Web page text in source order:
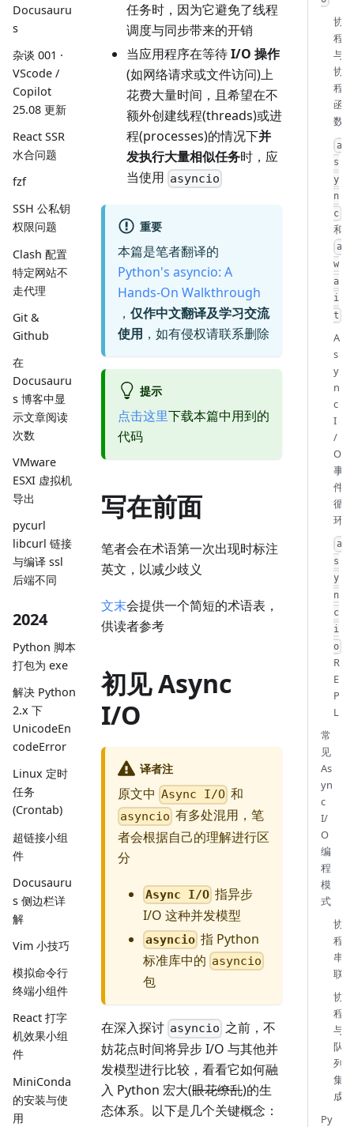
Docusauru
s
杂谈 001 ·
VScode /
Copilot
25.08 更新
React SSR
水合问题
fzf
SSH 公私钥
权限问题
Clash 配置
特定网站不
走代理
Git &
Github
在
Docusauru
s 博客中显
示文章阅读
次数
VMware
ESXI 虚拟机
导出
pycurl
libcurl 链接
与编译 ssl
后端不同
2024
Python 脚本
打包为 exe
解决 Python
2.x 下
UnicodeEn
codeError
Linux 定时
任务
(Crontab)
超链接小组
件
Docusauru
s 侧边栏详
解
Vim 小技巧
模拟命令行
终端小组件
React 打字
机效果小组
件
MiniConda
的安装与使
用
任务时，因为它避免了线程
调度与同步带来的开销
当应用程序在等待I/O 操作
(如网络请求或文件访问)上
花费大量时间，且希望在不
额外创建线程(threads)或进
程(processes)的情况下并
发执行大量相似任务时，应
当使用 asyncio
重要
本篇是笔者翻译的
Python's asyncio: A
Hands-On Walkthrough
， 仅作中文翻译及学习交流
使用 ，如有侵权请联系删除
提示
点击这里下载本篇中用到的
代码
写在前面
笔者会在术语第一次出现时标注
英文，以减少歧义
文末会提供一个简短的术语表，
供读者参考
初见 Async
I/O
译者注
原文中 Async I/O 和
asyncio 有多处混用，笔
者会根据自己的理解进行区
分
Async I/O 指异步
I/O 这种并发模型
asyncio 指 Python
标准库中的 asyncio
包
在深入探讨 asyncio 之前，不
妨花点时间将异步 I/O 与其他并
发模型进行比较，看看它如何融
入 Python 宏大(眼花缭乱)的生
态体系。以下是几个关键概念：
协
程
与
协
程
函
数
a
s
y
n
c
和
a
w
a
i
t
A
s
y
n
c
I
/
O
事
件
循
环
a
s
y
n
c
i
o
R
E
P
L
常
见
As
yn
c
I/
O
编
程
模
式
协
程
串
联
协
程
与
队
列
集
成
Py